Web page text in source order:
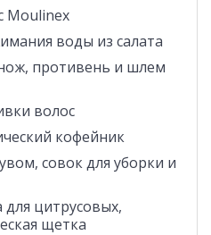
Moulinex
воды из салата
противень и шлем
волос
кофейник
совок для уборки и
цитрусовых,
щетка